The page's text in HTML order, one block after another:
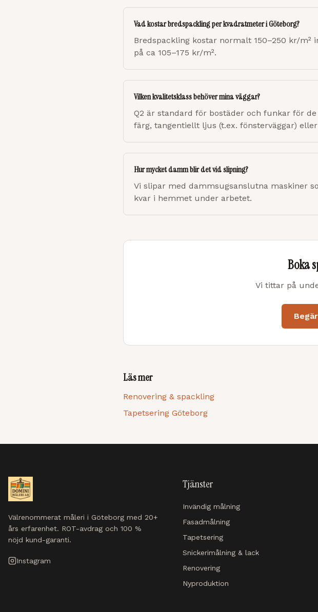
Vad kostar bredspackling per kvadratmeter i Göteborg?
Bredspackling kostar normalt 150–250 kr/m²
på ca 105–175 kr/m².
Vilken kvalitetsklass behöver mina väggar?
Q2 är standard för bostäder och funkar för
färg, tangentiellt ljus (t.ex. fönsterväggar)
Hur mycket damm blir det vid slipning?
Vi slipar med dammsugsanslutna maskiner
kvar i hemmet under arbetet.
Boka
Vi tittar på
Läs mer
Renovering & spackling
Tapetsering Göteborg
Välrenommerat måleri i Göteborg med 20+
års erfarenhet. ROT-avdrag och 100 %
nöjd kund-garanti.
Instagram
Tjänster
Invändig målning
Fasadmålning
Tapetsering
Snickerimålning & lack
Renovering
Nyproduktion